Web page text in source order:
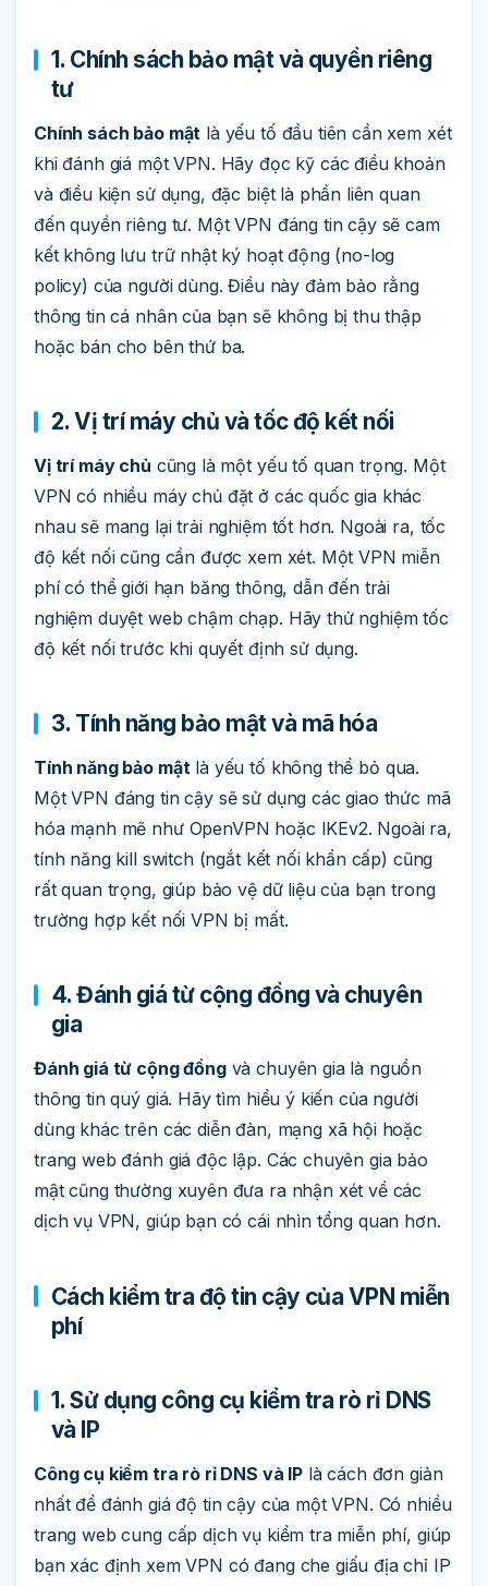
1. Chính sách bảo mật và quyền riêng
tư
Chính sách bảo mật là yếu tố đầu tiên cần xem xét
khi đánh giá một VPN. Hãy đọc kỹ các điều khoản
và điều kiện sử dụng, đặc biệt là phần liên quan
đến quyền riêng tư. Một VPN đáng tin cậy sẽ cam
kết không lưu trữ nhật ký hoạt động (no-log
policy) của người dùng. Điều này đảm bảo rằng
thông tin cá nhân của bạn sẽ không bị thu thập
hoặc bán cho bên thứ ba.
2. Vị trí máy chủ và tốc độ kết nối
Vị trí máy chủ cũng là một yếu tố quan trọng. Một
VPN có nhiều máy chủ đặt ở các quốc gia khác
nhau sẽ mang lại trải nghiệm tốt hơn. Ngoài ra, tốc
độ kết nối cũng cần được xem xét. Một VPN miễn
phí có thể giới hạn băng thông, dẫn đến trải
nghiệm duyệt web chậm chạp. Hãy thử nghiệm tốc
độ kết nối trước khi quyết định sử dụng.
3. Tính năng bảo mật và mã hóa
Tính năng bảo mật là yếu tố không thể bỏ qua.
Một VPN đáng tin cậy sẽ sử dụng các giao thức mã
hóa mạnh mẽ như OpenVPN hoặc IKEv2. Ngoài ra,
tính năng kill switch (ngắt kết nối khẩn cấp) cũng
rất quan trọng, giúp bảo vệ dữ liệu của bạn trong
trường hợp kết nối VPN bị mất.
4. Đánh giá từ cộng đồng và chuyên
gia
Đánh giá từ cộng đồngvà chuyên gia là nguồn
thông tin quý giá. Hãy tìm hiểu ý kiến của người
dùng khác trên các diễn đàn, mạng xã hội hoặc
trang web đánh giá độc lập. Các chuyên gia bảo
mật cũng thường xuyên đưa ra nhận xét về các
dịch vụ VPN, giúp bạn có cái nhìn tổng quan hơn.
Cách kiểm tra độ tin cậy của VPN miễn
phí
1. Sử dụng công cụ kiểm tra rò rỉ DNS
và IP
Công cụ kiểm tra rò rỉ DNS và IP là cách đơn giản
nhất để đánh giá độ tin cậy của một VPN. Có nhiều
trang web cung cấp dịch vụ kiểm tra miễn phí, giúp
bạn xác định xem VPN có đang che giấu địa chỉ IP